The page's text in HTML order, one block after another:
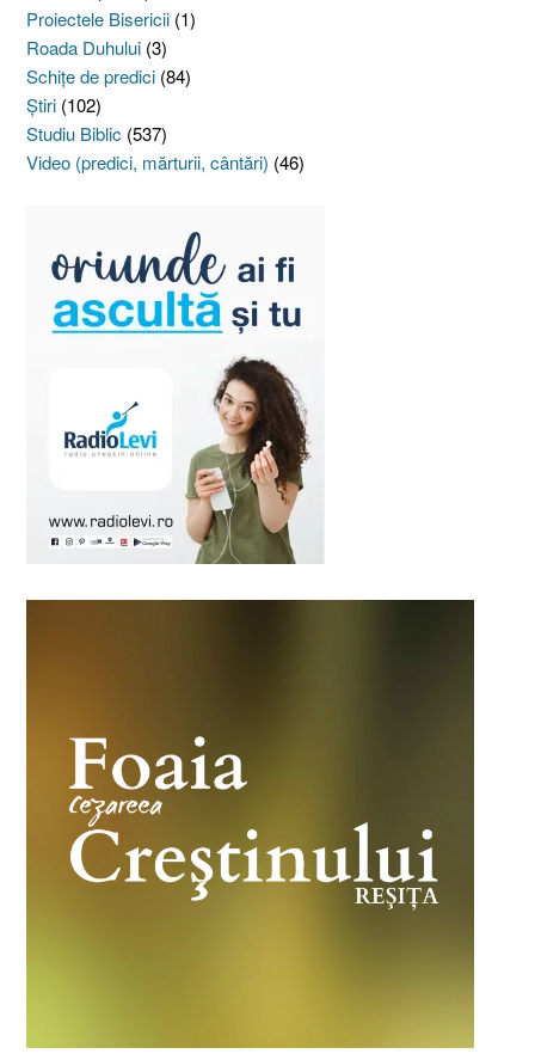
Proiectele Bisericii (1)
Roada Duhului (3)
Schiţe de predici (84)
Ştiri (102)
Studiu Biblic (537)
Video (predici, mărturii, cântări) (46)